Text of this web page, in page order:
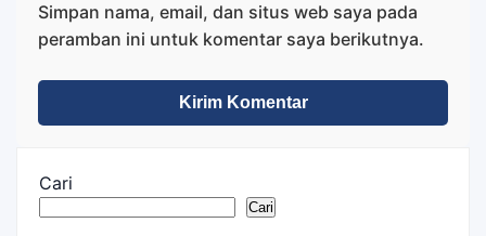
Simpan nama, email, dan situs web saya pada
peramban ini untuk komentar saya berikutnya.
Cari
Cari